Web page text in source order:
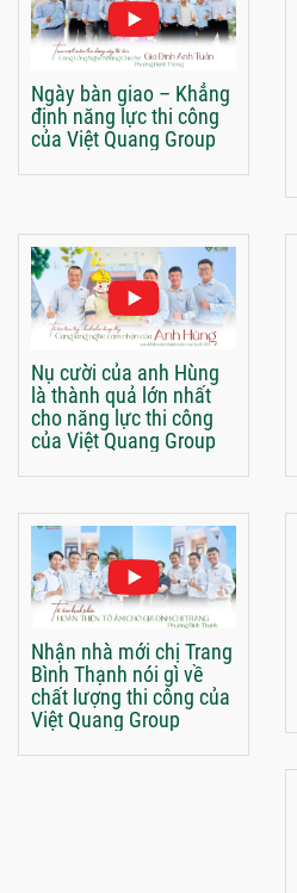
Ngày bàn giao – Khẳng
định năng lực thi công
của Việt Quang Group
Nụ cười của anh Hùng
là thành quả lớn nhất
cho năng lực thi công
của Việt Quang Group
Nhận nhà mới chị Trang
Bình Thạnh nói gì về
chất lượng thi công của
Việt Quang Group